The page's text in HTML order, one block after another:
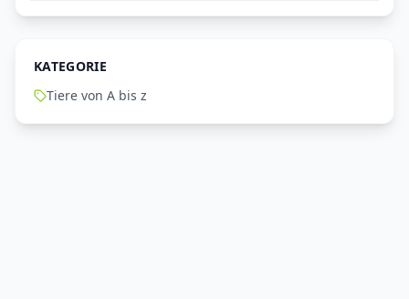
KATEGORIE
Tiere von A bis z